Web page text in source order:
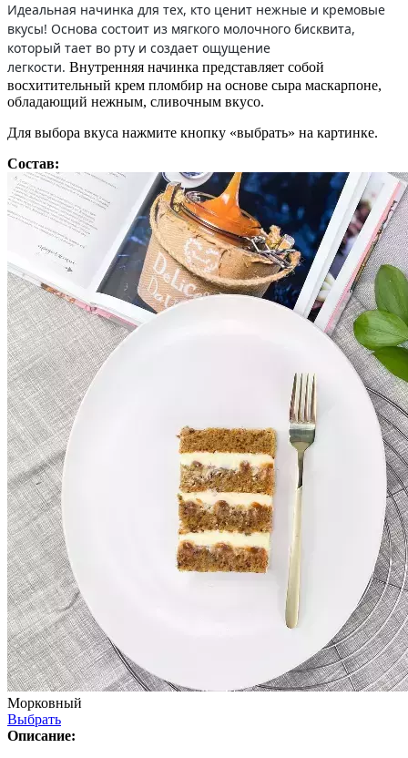
Идеальная начинка для тех, кто ценит нежные и кремовые
вкусы! Основа состоит из мягкого молочного бисквита,
который тает во рту и создает ощущение
легкости. Внутренняя начинка представляет собой
восхитительный крем пломбир на основе сыра маскарпоне,
обладающий нежным, сливочным вкусо.
Для выбора вкуса нажмите кнопку «выбрать» на картинке.
Состав:
Морковный
Выбрать
Описание: